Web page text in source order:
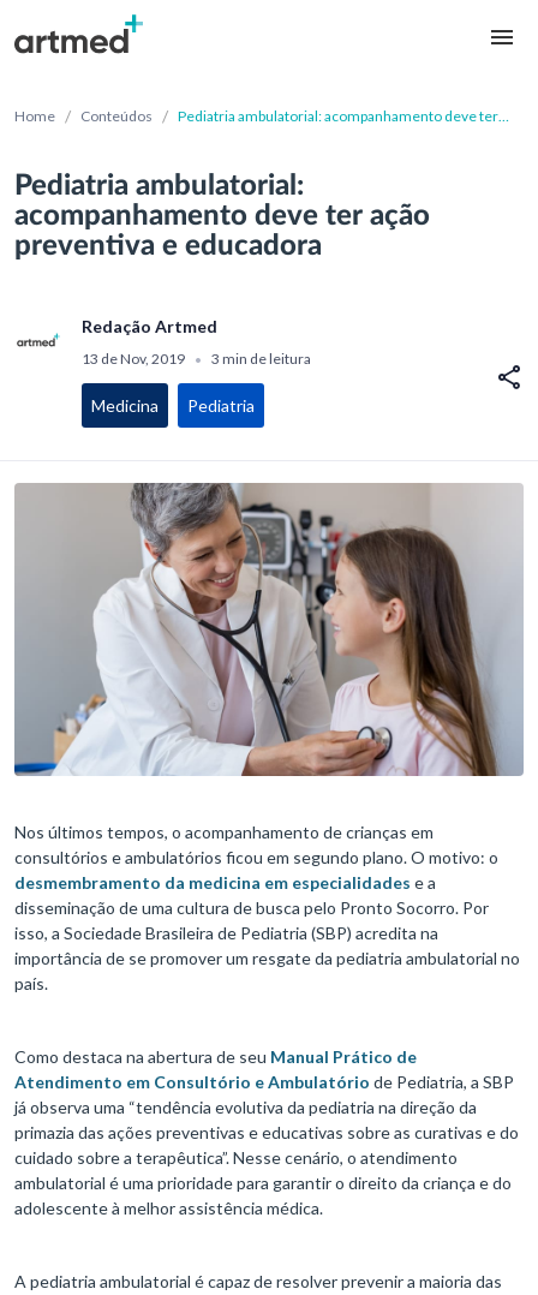
Home / Conteúdos / Pediatria ambulatorial: acompanhamento deve ter
Pediatria ambulatorial:
acompanhamento deve ter ação
preventiva e educadora
Redação Artmed
13 de Nov, 2019 • 3 min de leitura
Medicina Pediatria
Nos últimos tempos, o acompanhamento de crianças em
consultórios e ambulatórios ficou em segundo plano. O motivo: o
desmembramento da medicina em especialidades e a
disseminação de uma cultura de busca pelo Pronto Socorro. Por
isso, a Sociedade Brasileira de Pediatria (SBP) acredita na
importância de se promover um resgate da pediatria ambulatorial no
país.
Como destaca na abertura de seu Manual Prático de
Atendimento em Consultório e Ambulatório de Pediatria, a SBP
já observa uma “tendência evolutiva da pediatria na direção da
primazia das ações preventivas e educativas sobre as curativas e do
cuidado sobre a terapêutica”. Nesse cenário, o atendimento
ambulatorial é uma prioridade para garantir o direito da criança e do
adolescente à melhor assistência médica.
A pediatria ambulatorial é capaz de resolver prevenir a maioria das